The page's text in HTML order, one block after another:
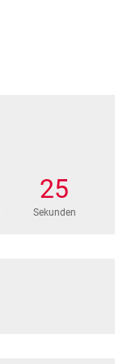
25
Sekunden